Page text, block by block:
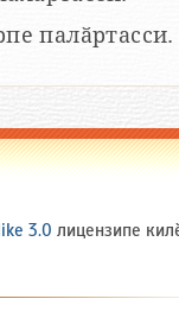
палӑртасси.
3.0 лицензипе